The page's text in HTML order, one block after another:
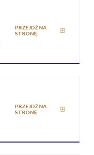
PRZEJDŹ NA
STRONĘ
PRZEJDŹ NA
STRONĘ